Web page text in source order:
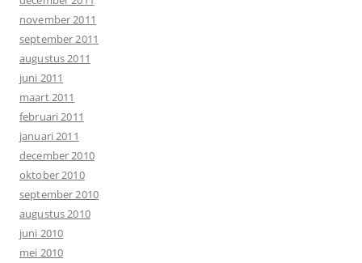
november 2011
september 2011
augustus 2011
juni 2011
maart 2011
februari 2011
januari 2011
december 2010
oktober 2010
september 2010
augustus 2010
juni 2010
mei 2010